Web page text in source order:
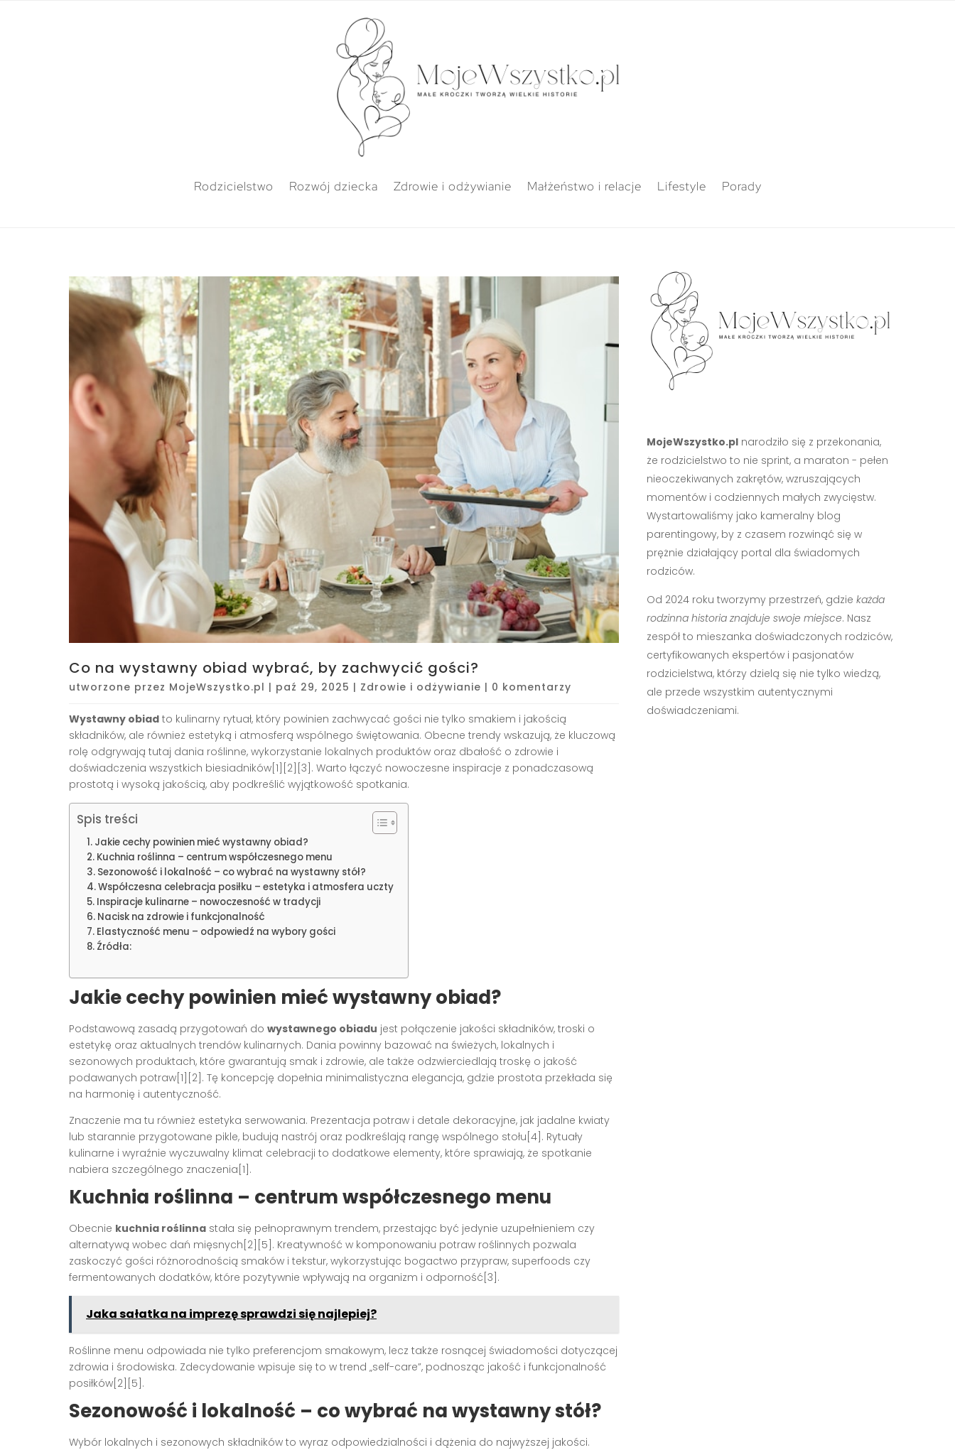
Rodzicielstwo Rozwój dziecka Zdrowie i odżywianie Małżeństwo i relacje Lifestyle Porady
Co na wystawny obiad wybrać, by zachwycić gości?
utworzone przez MojeWszystko.pl | paź 29, 2025 | Zdrowie i odżywianie | 0 komentarzy
Wystawny obiad to kulinarny rytuał, który powinien zachwycać gości nie tylko smakiem i jakością
składników, ale również estetyką i atmosferą wspólnego świętowania. Obecne trendy wskazują, że kluczową
rolę odgrywają tutaj dania roślinne, wykorzystanie lokalnych produktów oraz dbałość o zdrowie i
doświadczenia wszystkich biesiadników[1][2][3]. Warto łączyć nowoczesne inspiracje z ponadczasową
prostotą i wysoką jakością, aby podkreślić wyjątkowość spotkania.
Spis treści
Jakie cechy powinien mieć wystawny obiad?
Kuchnia roślinna – centrum współczesnego menu
Sezonowość i lokalność – co wybrać na wystawny stół?
Współczesna celebracja posiłku – estetyka i atmosfera uczty
Inspiracje kulinarne – nowoczesność w tradycji
Nacisk na zdrowie i funkcjonalność
Elastyczność menu – odpowiedź na wybory gości
Źródła:
Jakie cechy powinien mieć wystawny obiad?
Podstawową zasadą przygotowań do wystawnego obiadu jest połączenie jakości składników, troski o
estetykę oraz aktualnych trendów kulinarnych. Dania powinny bazować na świeżych, lokalnych i
sezonowych produktach, które gwarantują smak i zdrowie, ale także odzwierciedlają troskę o jakość
podawanych potraw[1][2]. Tę koncepcję dopełnia minimalistyczna elegancja, gdzie prostota przekłada się
na harmonię i autentyczność.
Znaczenie ma tu również estetyka serwowania. Prezentacja potraw i detale dekoracyjne, jak jadalne kwiaty
lub starannie przygotowane pikle, budują nastrój oraz podkreślają rangę wspólnego stołu[4]. Rytuały
kulinarne i wyraźnie wyczuwalny klimat celebracji to dodatkowe elementy, które sprawiają, że spotkanie
nabiera szczególnego znaczenia[1].
Kuchnia roślinna – centrum współczesnego menu
Obecnie kuchnia roślinna stała się pełnoprawnym trendem, przestając być jedynie uzupełnieniem czy
alternatywą wobec dań mięsnych[2][5]. Kreatywność w komponowaniu potraw roślinnych pozwala
zaskoczyć gości różnorodnością smaków i tekstur, wykorzystując bogactwo przypraw, superfoods czy
fermentowanych dodatków, które pozytywnie wpływają na organizm i odporność[3].
Jaka sałatka na imprezę sprawdzi się najlepiej?
Roślinne menu odpowiada nie tylko preferencjom smakowym, lecz także rosnącej świadomości dotyczącej
zdrowia i środowiska. Zdecydowanie wpisuje się to w trend „self-care”, podnosząc jakość i funkcjonalność
posiłków[2][5].
Sezonowość i lokalność – co wybrać na wystawny stół?
Wybór lokalnych i sezonowych składników to wyraz odpowiedzialności i dążenia do najwyższej jakości.
MojeWszystko.plnarodziło się z przekonania,
że rodzicielstwo to nie sprint, a maraton - pełen
nieoczekiwanych zakrętów, wzruszających
momentów i codziennych małych zwycięstw.
Wystartowaliśmy jako kameralny blog
parentingowy, by z czasem rozwinąć się w
prężnie działający portal dla świadomych
rodziców.
Od 2024 roku tworzymy przestrzeń, gdzie każda
rodzinna historia znajduje swoje miejsce. Nasz
zespół to mieszanka doświadczonych rodziców,
certyfikowanych ekspertów i pasjonatów
rodzicielstwa, którzy dzielą się nie tylko wiedzą,
ale przede wszystkim autentycznymi
doświadczeniami.